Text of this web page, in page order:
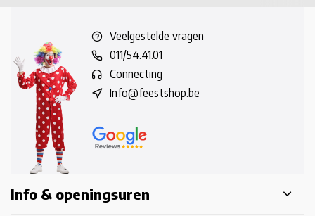
Veelgestelde vragen
011/54.41.01
Connecting
Info@feestshop.be
Info & openingsuren